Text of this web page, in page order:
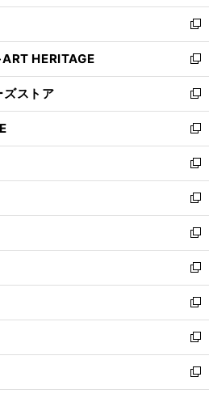
ウ
で
開
く
ン
ド
ウ
で
開
く
新
し
い
ウ
ィ
ン
ド
ウ
で
開
く
HERITAGE
新
し
い
ウ
ィ
ン
ド
ウ
で
開
く
ズストア
新
し
い
ウ
ィ
ン
ド
ウ
で
開
く
新
し
い
ウ
ィ
ン
ド
ウ
で
開
く
新
し
い
ウ
ィ
ン
ド
ウ
で
開
く
新
し
い
ウ
ィ
ン
ド
ウ
で
開
く
新
し
い
ウ
ィ
ン
ド
ウ
で
開
新
し
い
ウ
ィ
ン
ド
ウ
新
し
い
ウ
ィ
ン
新
し
い
ウ
新
し